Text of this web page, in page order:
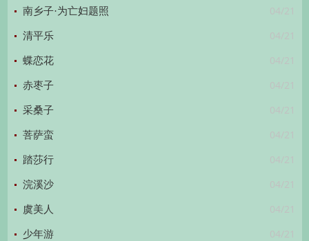
04/21
南乡子·为亡妇题照
04/21
清平乐
04/21
蝶恋花
04/21
赤枣子
04/21
采桑子
04/21
菩萨蛮
04/21
踏莎行
04/21
浣溪沙
04/21
虞美人
04/21
少年游